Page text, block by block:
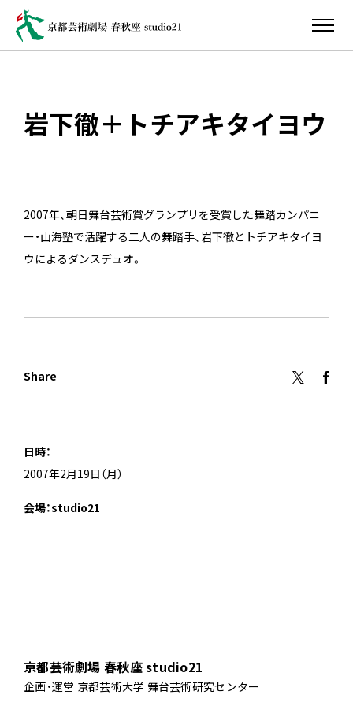
岩下徹＋トチアキタイヨウ
2007年、朝日舞台芸術賞グランプリを受賞した舞踏カンパニ
ー・山海塾で活躍する二人の舞踏手、岩下徹とトチアキタイヨ
ウによるダンスデュオ。
Share
日時：
2007年2月19日（月）
会場：studio21
京都芸術劇場 春秋座 studio21
企画・運営 京都芸術大学 舞台芸術研究センター